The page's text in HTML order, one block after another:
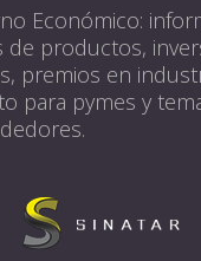
Económico:
de productos,
premios en
para pymes y